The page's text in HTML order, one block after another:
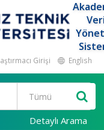
Girişi English
Detaylı Arama